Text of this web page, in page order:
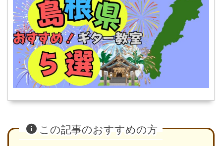
この記事のおすすめの方